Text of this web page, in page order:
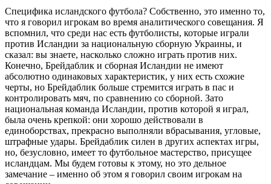
Специфика исландского футбола? Собственно, это именно то,
что я говорил игрокам во время аналитического совещания. Я
вспомнил, что среди нас есть футболисты, которые играли
против Исландии за национальную сборную Украины, и
сказал: вы знаете, насколько сложно играть против них.
Конечно, Брейдаблик и сборная Исландии не имеют
абсолютно одинаковых характеристик, у них есть схожие
черты, но Брейдаблик больше стремится играть в пас и
контролировать мяч, по сравнению со сборной. Зато
национальная команда Исландии, против которой я играл,
была очень крепкой: они хорошо действовали в
единоборствах, прекрасно выполняли вбрасывания, угловые,
штрафные удары. Брейдаблик силен в других аспектах игры,
но, безусловно, имеет то футбольное мастерство, присущее
исландцам. Мы будем готовы к этому, но это дельное
замечание – именно об этом я говорил своим игрокам на